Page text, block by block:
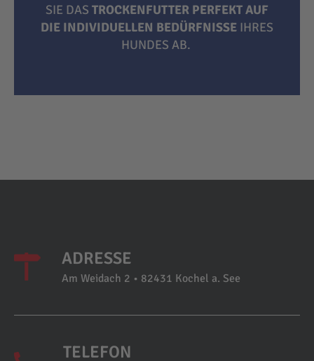
SIE DAS TROCKENFUTTER PERFEKT AUF
DIE INDIVIDUELLEN BEDÜRFNISSE IHRES
HUNDES AB.
ADRESSE
Am Weidach 2 • 82431 Kochel a. See
TELEFON